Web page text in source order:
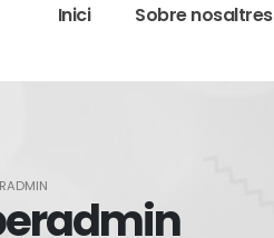
Inici Sobre nosaltres